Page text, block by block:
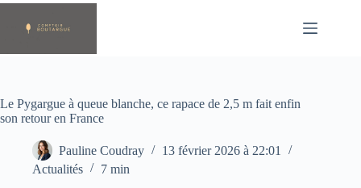
Passer
contenu
Le Pygargue à queue blanche, ce rapace de 2,5 m fait enfin
son retour en France
Pauline Coudray
13 février 2026 à 22:01
Actualités
7 min